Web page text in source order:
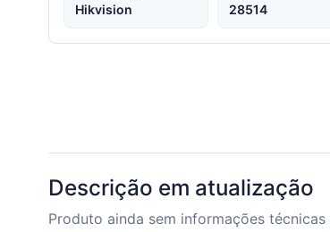
Hikvision 28514
Descrição em atualização
Produto ainda sem informações